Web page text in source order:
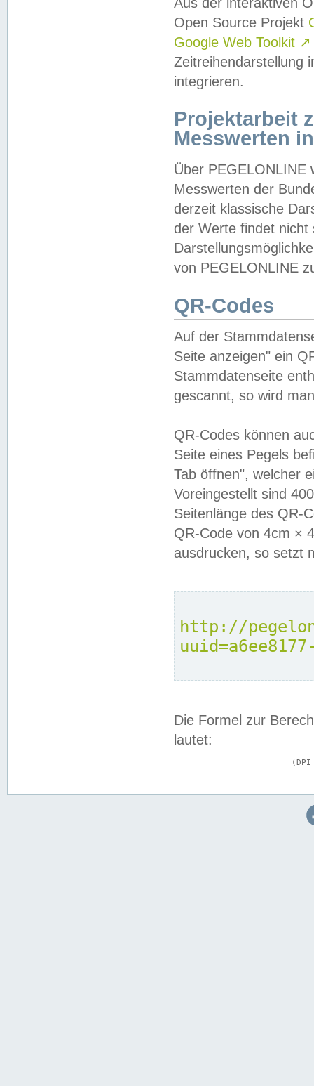
Open Source Projekt
Google Web Toolkit ↗
Zeitreihendarstellung
integrieren.
Projektarbeit
Messwerten
Über PEGELONLINE
Messwerten der
derzeit klassische
der Werte findet
von PEGELONLINE
QR-Codes
Auf der
Seite anzeigen" ein
Stammdatenseite
gescannt, so wird
QR-Codes können
Seite eines Pegels
Tab öffnen", welcher
Voreingestellt sind
Seitenlänge des QR-
QR-Code von 4cm ×
ausdrucken, so setzt
http://
Die Formel zur
lautet: